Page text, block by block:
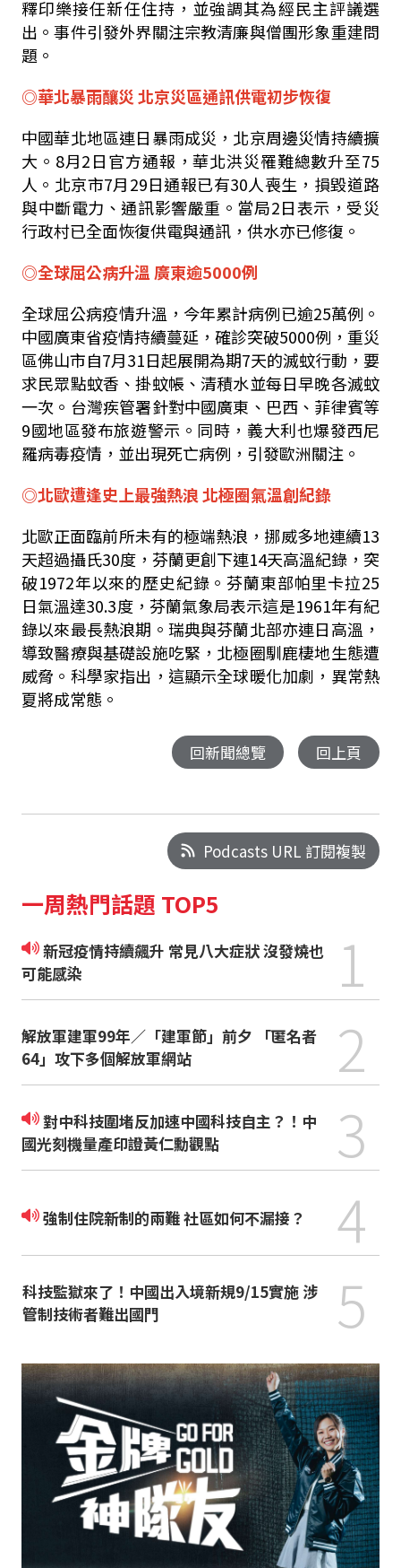
釋印樂接任新任住持，並強調其為經民主評議選
出。事件引發外界關注宗教清廉與僧團形象重建問
題。
◎華北暴雨釀災 北京災區通訊供電初步恢復
中國華北地區連日暴雨成災，北京周邊災情持續擴
大。8月2日官方通報，華北洪災罹難總數升至75
人。北京市7月29日通報已有30人喪生，損毀道路
與中斷電力、通訊影響嚴重。當局2日表示，受災
行政村已全面恢復供電與通訊，供水亦已修復。
◎全球屈公病升溫 廣東逾5000例
全球屈公病疫情升溫，今年累計病例已逾25萬例。
中國廣東省疫情持續蔓延，確診突破5000例，重災
區佛山市自7月31日起展開為期7天的滅蚊行動，要
求民眾點蚊香、掛蚊帳、清積水並每日早晚各滅蚊
一次。台灣疾管署針對中國廣東、巴西、菲律賓等
9國地區發布旅遊警示。同時，義大利也爆發西尼
羅病毒疫情，並出現死亡病例，引發歐洲關注。
◎北歐遭逢史上最強熱浪 北極圈氣溫創紀錄
北歐正面臨前所未有的極端熱浪，挪威多地連續13
天超過攝氏30度，芬蘭更創下連14天高溫紀錄，突
破1972年以來的歷史紀錄。芬蘭東部帕里卡拉25
日氣溫達30.3度，芬蘭氣象局表示這是1961年有紀
錄以來最長熱浪期。瑞典與芬蘭北部亦連日高溫，
導致醫療與基礎設施吃緊，北極圈馴鹿棲地生態遭
威脅。科學家指出，這顯示全球暖化加劇，異常熱
夏將成常態。
回新聞總覽 回上頁
Podcasts URL 訂閱複製
一周熱門話題 TOP5
新冠疫情持續飆升 常見八大症狀 沒發燒也
可能感染
1
解放軍建軍99年／「建軍節」前夕 「匿名者
64」攻下多個解放軍網站
2
對中科技圍堵反加速中國科技自主？！中
國光刻機量產印證黃仁勳觀點
3
強制住院新制的兩難 社區如何不漏接？ 4
科技監獄來了！中國出入境新規9/15實施 涉
管制技術者難出國門
5